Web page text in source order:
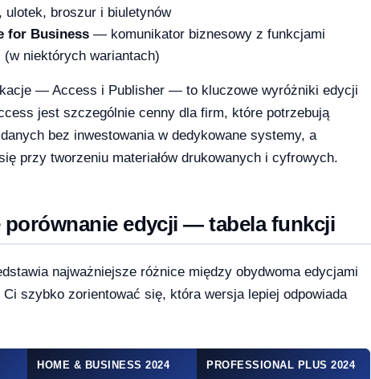
ulotek, broszur i biuletynów
for Business — komunikator biznesowy z funkcjami
(w niektórych wariantach)
— Access i Publisher — to kluczowe wyróżniki edycji
jest szczególnie cenny dla firm, które potrzebują
bez inwestowania w dedykowane systemy, a
przy tworzeniu materiałów drukowanych i cyfrowych.
porównanie edycji — tabela funkcji
najważniejsze różnice między obydwoma edycjami
szybko zorientować się, która wersja lepiej odpowiada
HOME & BUSINESS 2024 PROFESSIONAL PLUS 2024